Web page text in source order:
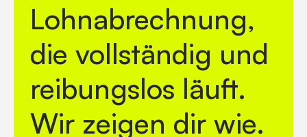
Lohnabrechnung,
die vollständig und
reibungslos läuft.
Wir zeigen dir wie.